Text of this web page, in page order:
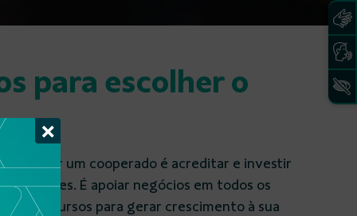
×
Maiorrede de
atendimento do Brasil.
para escolher o
ser um cooperado é acreditar e investir
regiões. É apoiar negócios em todos os
recursos para gerar crescimento à sua